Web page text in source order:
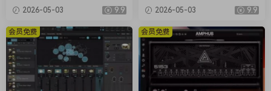
装] AIR Music Technology In
struments Bundle 2025-R2
R [WiN]（5.92GB）
2026-05-03 9.9
插件] Audioloom Maciel Aud
io Deux Clipper v1.0.0 [WiN,
MacOSX]（34.5MB+145MB)
2026-05-03 9.9
会员免费 会员免费